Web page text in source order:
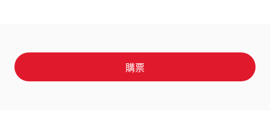
購票